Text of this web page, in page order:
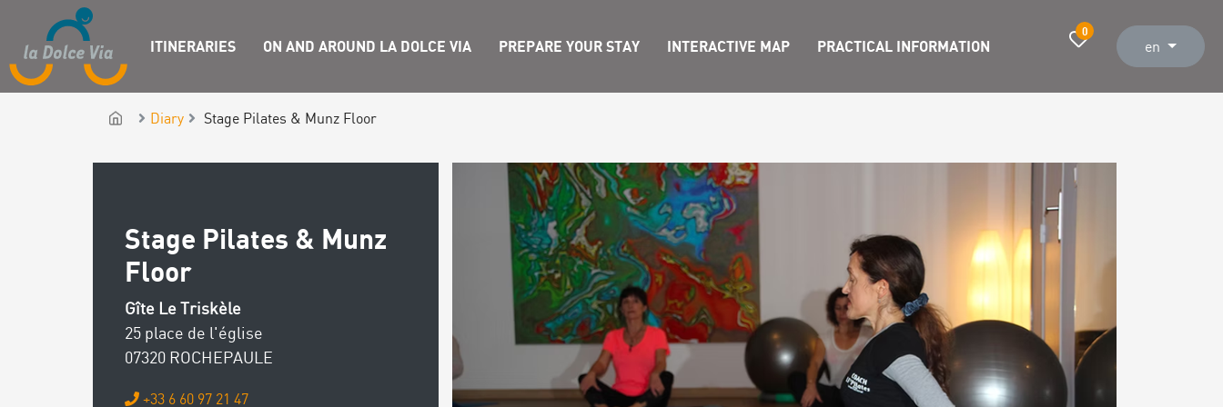
ITINERARIES ON AND AROUND LA DOLCE VIA PREPARE YOUR STAY INTERACTIVE MAP PRACTICAL INFORMATION
0
en
Diary Stage Pilates & Munz Floor
Stage Pilates & Munz
Floor
Gîte Le Triskèle
25 place de l'église
07320 ROCHEPAULE
+33 6 60 97 21 47